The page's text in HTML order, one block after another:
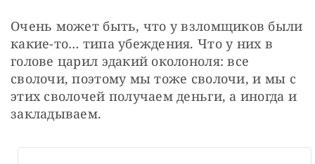
Очень может быть, что у взломщиков были
какие-то… типа убеждения. Что у них в
голове царил эдакий околоноля: все
сволочи, поэтому мы тоже сволочи, и мы с
этих сволочей получаем деньги, а иногда и
закладываем.